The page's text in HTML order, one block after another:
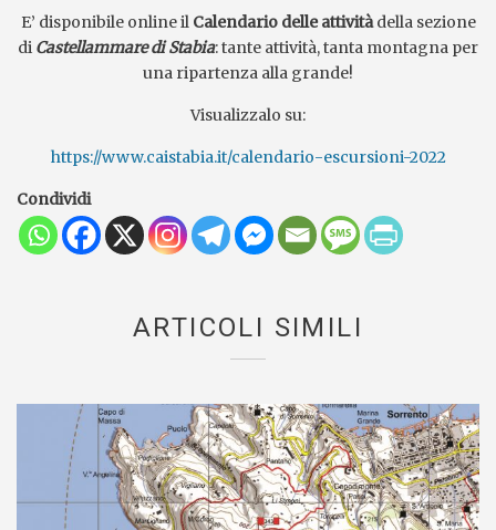
E’ disponibile online il Calendario delle attivitàdella sezione
di Castellammare di Stabia: tante attività, tanta montagna per
una ripartenza alla grande!
Visualizzalo su:
https://www.caistabia.it/calendario-escursioni-2022
Condividi
ARTICOLI SIMILI